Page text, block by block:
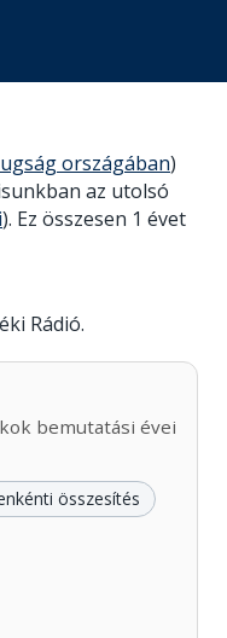
országában)
az utolsó
). Ez összesen 1 évet
Rádió.
bemutatási évei
összesítés